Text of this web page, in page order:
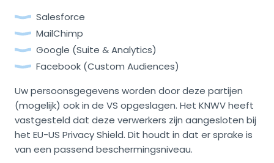
Salesforce
MailChimp
Google (Suite & Analytics)
Facebook (Custom Audiences)
Uw persoonsgegevens worden door deze partijen
(mogelijk) ook in de VS opgeslagen. Het KNWV heeft
vastgesteld dat deze verwerkers zijn aangesloten bij
het EU-US Privacy Shield. Dit houdt in dat er sprake is
van een passend beschermingsniveau.